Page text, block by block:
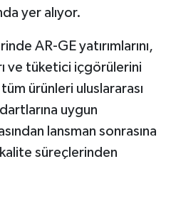
yer alıyor.
AR-GE yatırımlarını,
ve tüketici içgörülerini
ürünleri uluslararası
uygun
lansman sonrasına
süreçlerinden